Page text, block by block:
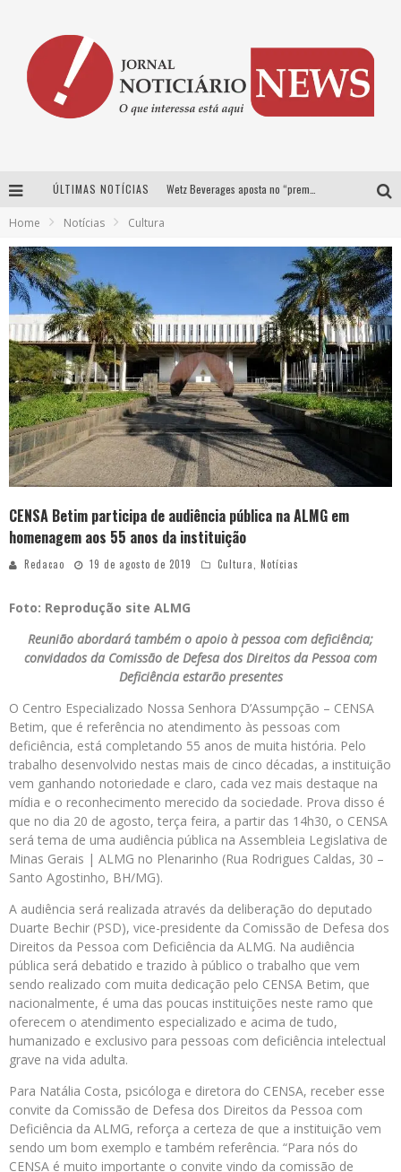
ÚLTIMAS NOTÍCIAS
Com João Gomes, Calcinha Preta, Clayton & Romário e outros grandes nomes, Festa da Banana vai até domingo em Santa Bárbara do Tugúrio
Proibida anuncia retorno da Puro Malte Extra e consolida trajetória de democratização cervejeira no Brasil
Home Notícias Cultura
CENSA Betim participa de audiência pública na ALMG em
homenagem aos 55 anos da instituição
Redacao 19 de agosto de 2019 Cultura Notícias
Foto: Reprodução site ALMG
Reunião abordará também o apoio à pessoa com deficiência;
convidados da Comissão de Defesa dos Direitos da Pessoa com
Deficiência estarão presentes
O Centro Especializado Nossa Senhora D’Assumpção – CENSA
Betim, que é referência no atendimento às pessoas com
deficiência, está completando 55 anos de muita história. Pelo
trabalho desenvolvido nestas mais de cinco décadas, a instituição
vem ganhando notoriedade e claro, cada vez mais destaque na
mídia e o reconhecimento merecido da sociedade. Prova disso é
que no dia 20 de agosto, terça feira, a partir das 14h30, o CENSA
será tema de uma audiência pública na Assembleia Legislativa de
Minas Gerais | ALMG no Plenarinho (Rua Rodrigues Caldas, 30 –
Santo Agostinho, BH/MG).
A audiência será realizada através da deliberação do deputado
Duarte Bechir (PSD), vice-presidente da Comissão de Defesa dos
Direitos da Pessoa com Deficiência da ALMG. Na audiência
pública será debatido e trazido à público o trabalho que vem
sendo realizado com muita dedicação pelo CENSA Betim, que
nacionalmente, é uma das poucas instituições neste ramo que
oferecem o atendimento especializado e acima de tudo,
humanizado e exclusivo para pessoas com deficiência intelectual
grave na vida adulta.
Para Natália Costa, psicóloga e diretora do CENSA, receber esse
convite da Comissão de Defesa dos Direitos da Pessoa com
Deficiência da ALMG, reforça a certeza de que a instituição vem
sendo um bom exemplo e também referência. “Para nós do
CENSA é muito importante o convite vindo da comissão de